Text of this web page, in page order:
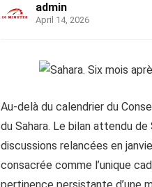
admin
April 14, 2026
Au-delà du calendrier du
du Sahara. Le bilan attendu
discussions relancées en
consacrée comme l’unique